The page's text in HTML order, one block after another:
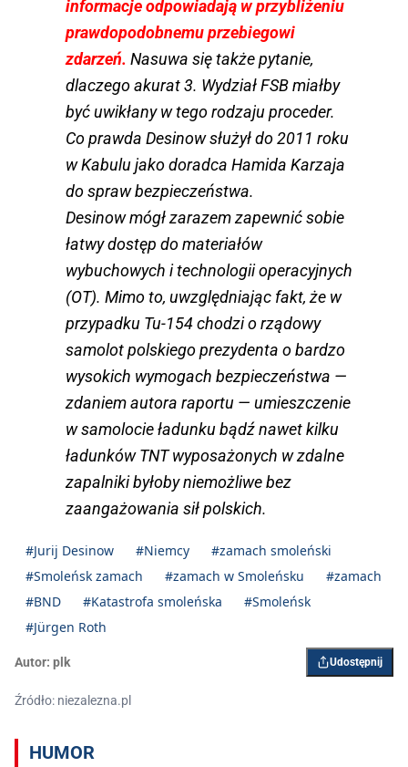
informacje odpowiadają w przybliżeniu
prawdopodobnemu przebiegowi
zdarzeń. Nasuwa się także pytanie,
dlaczego akurat 3. Wydział FSB miałby
być uwikłany w tego rodzaju proceder.
Co prawda Desinow służył do 2011 roku
w Kabulu jako doradca Hamida Karzaja
do spraw bezpieczeństwa.
Desinow mógł zarazem zapewnić sobie
łatwy dostęp do materiałów
wybuchowych i technologii operacyjnych
(OT). Mimo to, uwzględniając fakt, że w
przypadku ­Tu-154 chodzi o rządowy
samolot polskiego prezydenta o bardzo
wysokich wymogach bezpieczeństwa —
zdaniem autora raportu — umieszczenie
w samolocie ładunku bądź nawet kilku
ładunków TNT wyposażonych w zdalne
zapalniki byłoby niemożliwe bez
zaangażowania sił polskich.
#Jurij Desinow #Niemcy
#zamach smoleński
#Smoleńsk zamach
#zamach w Smoleńsku
#zamach
#BND
#Katastrofa smoleńska
#Smoleńsk
#Jürgen Roth
Autor: plk Udostępnij
Źródło: niezalezna.pl
HUMOR